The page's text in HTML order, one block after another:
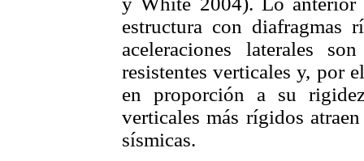
estructura con diafragmas
aceleraciones laterales
resistentes verticales y, por
en proporción a su
verticales más rígidos
sísmicas.